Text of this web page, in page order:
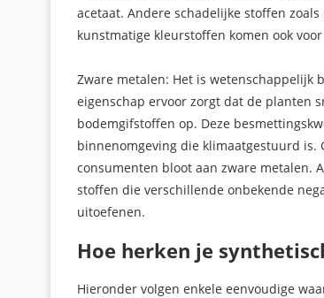
acetaat. Andere schadelijke stoffen
kunstmatige kleurstoffen komen ook
Zware metalen: Het is wetenschappelijk
eigenschap ervoor zorgt dat de planten
bodemgifstoffen op. Deze
binnenomgeving die klimaatgestuurd is.
consumenten bloot aan zware metalen.
stoffen die verschillende onbekende
uitoefenen.
Hoe herken je
Hieronder volgen enkele eenvoudige